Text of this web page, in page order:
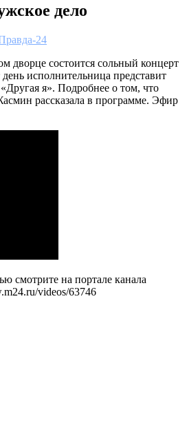
дело
24
дворце состоится сольный концерт
исполнительница представит
я». Подробнее о том, что
рассказала в программе. Эфир
смотрите на портале канала
videos/63746